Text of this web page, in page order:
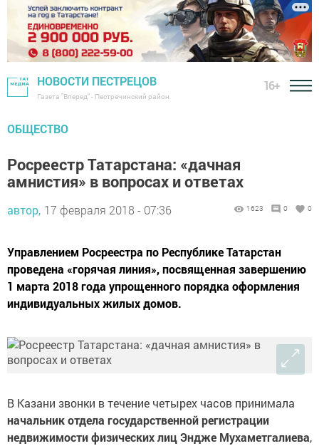
НОВОСТИ ПЕСТРЕЦОВ
Газета "Вперед" - Пестречинский район
16+
ОБЩЕСТВО
Росреестр Татарстана: «дачная
амнистия» в вопросах и ответах
автор, 17 февраля 2018 - 07:36 1623 0 0
Управлением Росреестра по Республике Татарстан
проведена «горячая линия», посвященная завершению
1 марта 2018 года упрощенного порядка оформления
индивидуальных жилых домов.
В Казани звонки в течение четырех часов принимала
начальник отдела государственной регистрации
недвижимости физических лиц Эндже Мухаметгалиева,